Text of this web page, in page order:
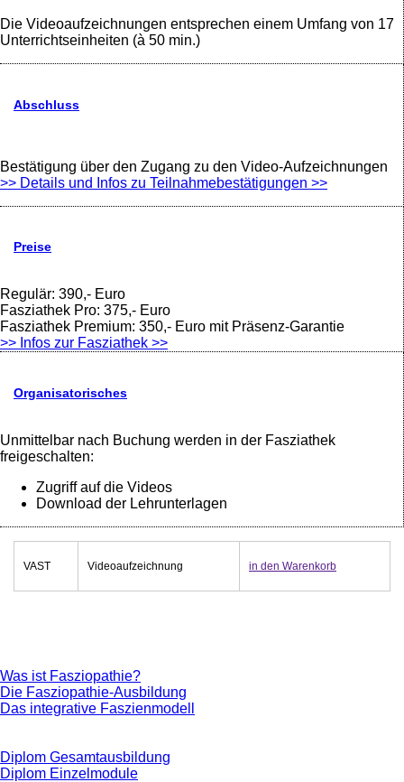
Die Videoaufzeichnungen entsprechen einem Umfang von 17
Unterrichtseinheiten (à 50 min.)
Abschluss
Bestätigung über den Zugang zu den Video-Aufzeichnungen
>> Details und Infos zu Teilnahmebestätigungen >>
Preise
Regulär: 390,- Euro
Fasziathek Pro: 375,- Euro
Fasziathek Premium: 350,- Euro mit Präsenz-Garantie
>> Infos zur Fasziathek >>
Organisatorisches
Unmittelbar nach Buchung werden in der Fasziathek
freigeschalten:
Zugriff auf die Videos
Download der Lehrunterlagen
VAST Videoaufzeichnung in den Warenkorb
Was ist Fasziopathie?
Die Fasziopathie-Ausbildung
Das integrative Faszienmodell
Diplom Gesamtausbildung
Diplom Einzelmodule